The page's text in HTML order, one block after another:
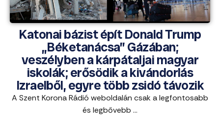
Katonai bázist épít Donald Trump
„Béketanácsa” Gázában;
veszélyben a kárpátaljai magyar
iskolák; erősödik a kivándorlás
Izraelből, egyre több zsidó távozik
A Szent Korona Rádió weboldalán csak a legfontosabb
és legbővebb ...